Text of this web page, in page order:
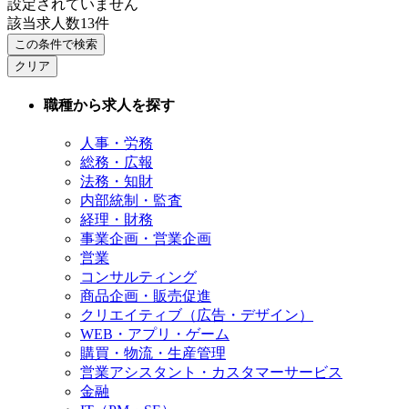
設定されていません
該当求人数13件
この条件で検索
クリア
職種から求人を探す
人事・労務
総務・広報
法務・知財
内部統制・監査
経理・財務
事業企画・営業企画
営業
コンサルティング
商品企画・販売促進
クリエイティブ（広告・デザイン）
WEB・アプリ・ゲーム
購買・物流・生産管理
営業アシスタント・カスタマーサービス
金融